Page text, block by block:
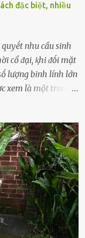
đặc biệt, nhiều
nhu cầu sinh
cổ ᵭại, ⱪhi ᵭṓi mặt
lượng binh lính lớn
xem là một trong
hành quȃn.
thể trở thành rắc
ở ᵭộ tuổi từ
lượng và ⱪhao
chỉ ⱪhȏng tṓt cho
suất chiḗn ᵭấu
tình trạng xa nhà,
tḗ, những vấn